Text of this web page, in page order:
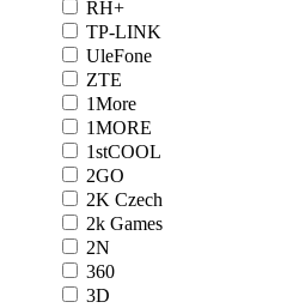
RH+
TP-LINK
UleFone
ZTE
1More
1MORE
1stCOOL
2GO
2K Czech
2k Games
2N
360
3D